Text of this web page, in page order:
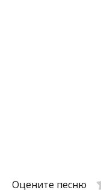
Оцените песню